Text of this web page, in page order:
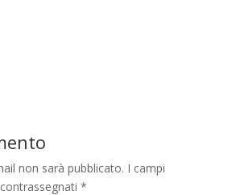
non sarà pubblicato. I campi
*